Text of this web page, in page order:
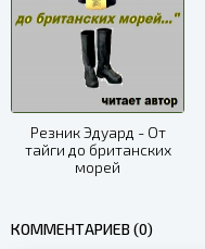
011
013
014
016
Резник Эдуард - От
тайги до британских
морей
КОММЕНТАРИЕВ (0)